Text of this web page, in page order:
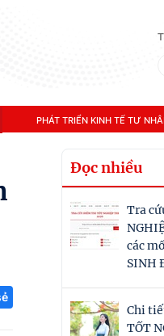
PHÁT TRIỂN KINH TẾ TƯ
Đọc nhiều
Tra
các
SINH
Chi
TỐT